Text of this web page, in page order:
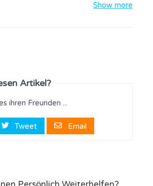
Show more
Artikel?
ihren Freunden ...
Tweet Email